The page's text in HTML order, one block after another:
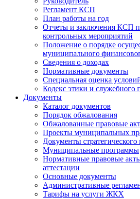
Регламент КСП
План работы на год
Отчеты и заключения КСП
контрольных мероприятий
Положение о порядке
муниципального
Сведения о доходах
Нормативные документы
Специальная оценка
Кодекс этики и служебного
Документы
Каталог документов
Порядок обжалования
Обжалованные правовые
Проекты муниципальных
Документы
Муниципальные программы
Нормативные правовые
аттестации
Основные документы
Административные
Тарифы на услуги ЖКХ